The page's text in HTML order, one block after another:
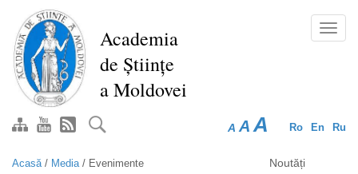
conţinutul
principal
Academia
de Științe
a Moldovei
Ro En Ru
A A A
Acasă/ Media/ Evenimente
Noutăți